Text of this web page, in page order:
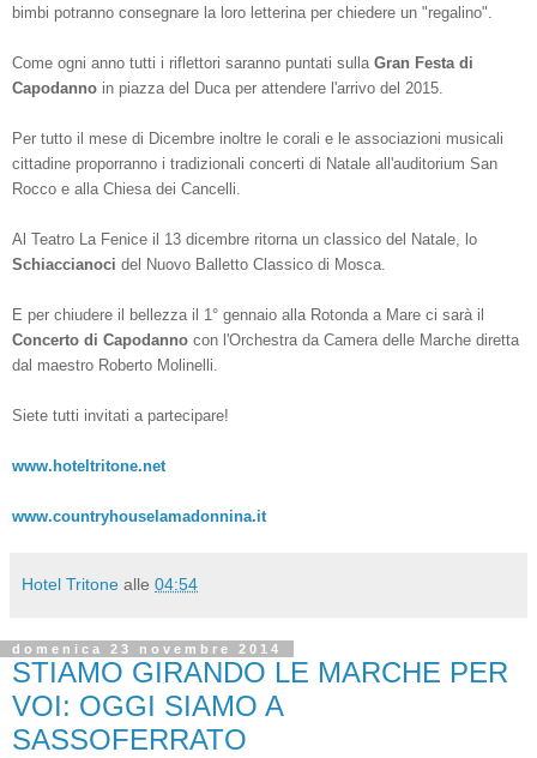
bimbi potranno consegnare la loro letterina per chiedere un "regalino".
Come ogni anno tutti i riflettori saranno puntati sulla Gran Festa di
Capodanno in piazza del Duca per attendere l'arrivo del 2015.
Per tutto il mese di Dicembre inoltre le corali e le associazioni musicali
cittadine proporranno i tradizionali concerti di Natale all'auditorium San
Rocco e alla Chiesa dei Cancelli.
Al Teatro La Fenice il 13 dicembre ritorna un classico del Natale, lo
Schiaccianoci del Nuovo Balletto Classico di Mosca.
E per chiudere il bellezza il 1° gennaio alla Rotonda a Mare ci sarà il
Concerto di Capodanno con l'Orchestra da Camera delle Marche diretta
dal maestro Roberto Molinelli.
Siete tutti invitati a partecipare!
www.hoteltritone.net
www.countryhouselamadonnina.it
Hotel Tritone alle 04:54
domenica 23 novembre 2014
STIAMO GIRANDO LE MARCHE PER
VOI: OGGI SIAMO A
SASSOFERRATO